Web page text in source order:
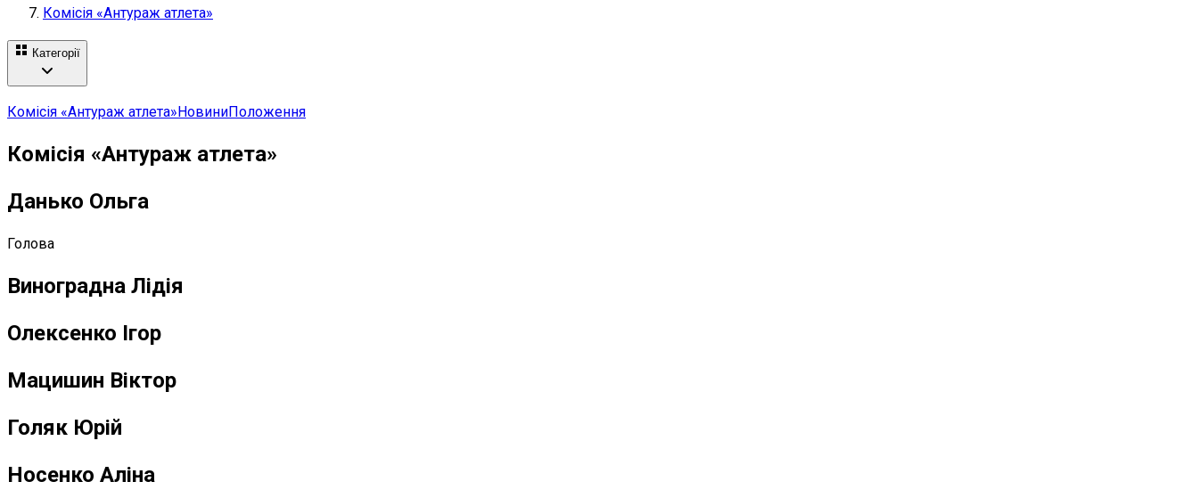
Комісія «Антураж атлета»
Категорії
Комісія «Антураж атлета» НовиниПоложення
Комісія «Антураж атлета»
Данько Ольга
Голова
Виноградна Лідія
Олексенко Ігор
Мацишин Віктор
Голяк Юрій
Носенко Аліна